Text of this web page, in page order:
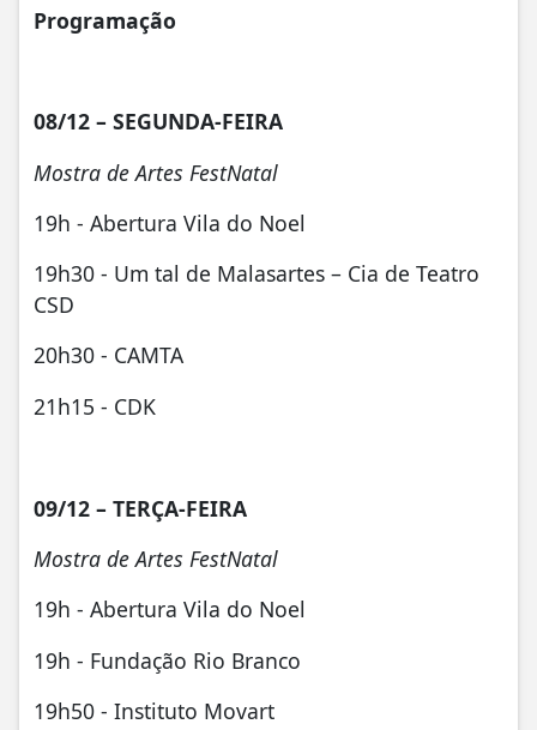
Programação
08/12 – SEGUNDA-FEIRA
Mostra de Artes FestNatal
19h - Abertura Vila do Noel
19h30 - Um tal de Malasartes – Cia de Teatro
CSD
20h30 - CAMTA
21h15 - CDK
09/12 – TERÇA-FEIRA
Mostra de Artes FestNatal
19h - Abertura Vila do Noel
19h - Fundação Rio Branco
19h50 - Instituto Movart